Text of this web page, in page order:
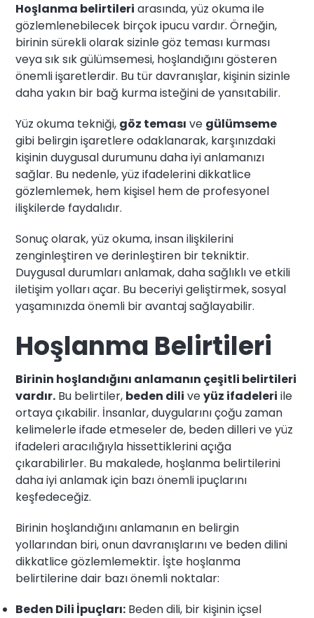
Hoşlanma belirtileri arasında, yüz okuma ile
gözlemlenebilecek birçok ipucu vardır. Örneğin,
birinin sürekli olarak sizinle göz teması kurması
veya sık sık gülümsemesi, hoşlandığını gösteren
önemli işaretlerdir. Bu tür davranışlar, kişinin sizinle
daha yakın bir bağ kurma isteğini de yansıtabilir.
Yüz okuma tekniği, göz teması ve gülümseme
gibi belirgin işaretlere odaklanarak, karşınızdaki
kişinin duygusal durumunu daha iyi anlamanızı
sağlar. Bu nedenle, yüz ifadelerini dikkatlice
gözlemlemek, hem kişisel hem de profesyonel
ilişkilerde faydalıdır.
Sonuç olarak, yüz okuma, insan ilişkilerini
zenginleştiren ve derinleştiren bir tekniktir.
Duygusal durumları anlamak, daha sağlıklı ve etkili
iletişim yolları açar. Bu beceriyi geliştirmek, sosyal
yaşamınızda önemli bir avantaj sağlayabilir.
Hoşlanma Belirtileri
Birinin hoşlandığını anlamanın çeşitli belirtileri
vardır. Bu belirtiler, beden dili veyüz ifadeleri ile
ortaya çıkabilir. İnsanlar, duygularını çoğu zaman
kelimelerle ifade etmeseler de, beden dilleri ve yüz
ifadeleri aracılığıyla hissettiklerini açığa
çıkarabilirler. Bu makalede, hoşlanma belirtilerini
daha iyi anlamak için bazı önemli ipuçlarını
keşfedeceğiz.
Birinin hoşlandığını anlamanın en belirgin
yollarından biri, onun davranışlarını ve beden dilini
dikkatlice gözlemlemektir. İşte hoşlanma
belirtilerine dair bazı önemli noktalar:
Beden Dili İpuçları: Beden dili, bir kişinin içsel